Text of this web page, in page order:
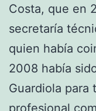
Costa, que en
secretaría
quien había
2008 había
Guardiola para
profesional